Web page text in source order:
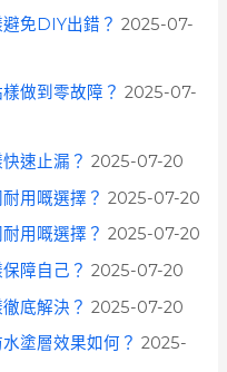
免DIY出錯？ 2025-07-
做到零故障？ 2025-07-
速止漏？ 2025-07-20
用嘅選擇？ 2025-07-20
用嘅選擇？ 2025-07-20
障自己？ 2025-07-20
底解決？ 2025-07-20
塗層效果如何？ 2025-